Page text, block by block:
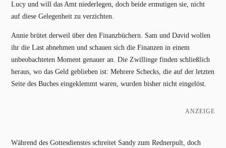
Lucy und will das Amt niederlegen, doch beide ermutigen sie, nicht
auf diese Gelegenheit zu verzichten.
Annie brütet derweil über den Finanzbüchern. Sam und David wollen
ihr die Last abnehmen und schauen sich die Finanzen in einem
unbeobachteten Moment genauer an. Die Zwillinge finden schließlich
heraus, wo das Geld geblieben ist: Mehrere Schecks, die auf der letzten
Seite des Buches eingeklemmt waren, wurden bisher nicht eingelöst.
ANZEIGE
Während des Gottesdienstes schreitet Sandy zum Rednerpult, doch